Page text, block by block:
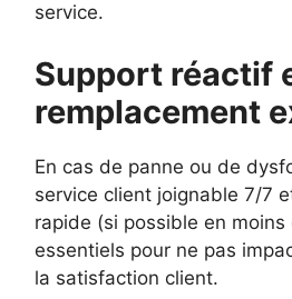
service.
Support réactif
remplacement
En cas de panne ou de
service client joignable 7/7
rapide (si possible en
essentiels pour ne pas
la satisfaction client.